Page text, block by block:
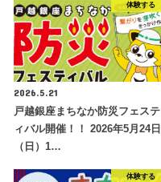
体験する
2026.5.21
戸越銀座まちなか防災フェステ
ィバル開催！！ 2026年5月24日
（日）1…
体験する